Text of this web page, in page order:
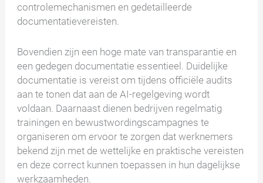
controlemechanismen en gedetailleerde
documentatievereisten.
Bovendien zijn een hoge mate van transparantie en
een gedegen documentatie essentieel. Duidelijke
documentatie is vereist om tijdens officiële audits
aan te tonen dat aan de AI-regelgeving wordt
voldaan. Daarnaast dienen bedrijven regelmatig
trainingen en bewustwordingscampagnes te
organiseren om ervoor te zorgen dat werknemers
bekend zijn met de wettelijke en praktische vereisten
en deze correct kunnen toepassen in hun dagelijkse
werkzaamheden.